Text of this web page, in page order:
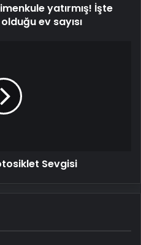
yatırmış! İşte
ev sayısı
Sevgisi